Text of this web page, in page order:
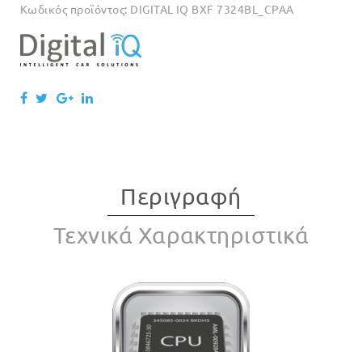
Κωδικός προϊόντος: DIGITAL IQ BXF 7324BL_CPAA
Περιγραφή
Τεχνικά Χαρακτηριστικά